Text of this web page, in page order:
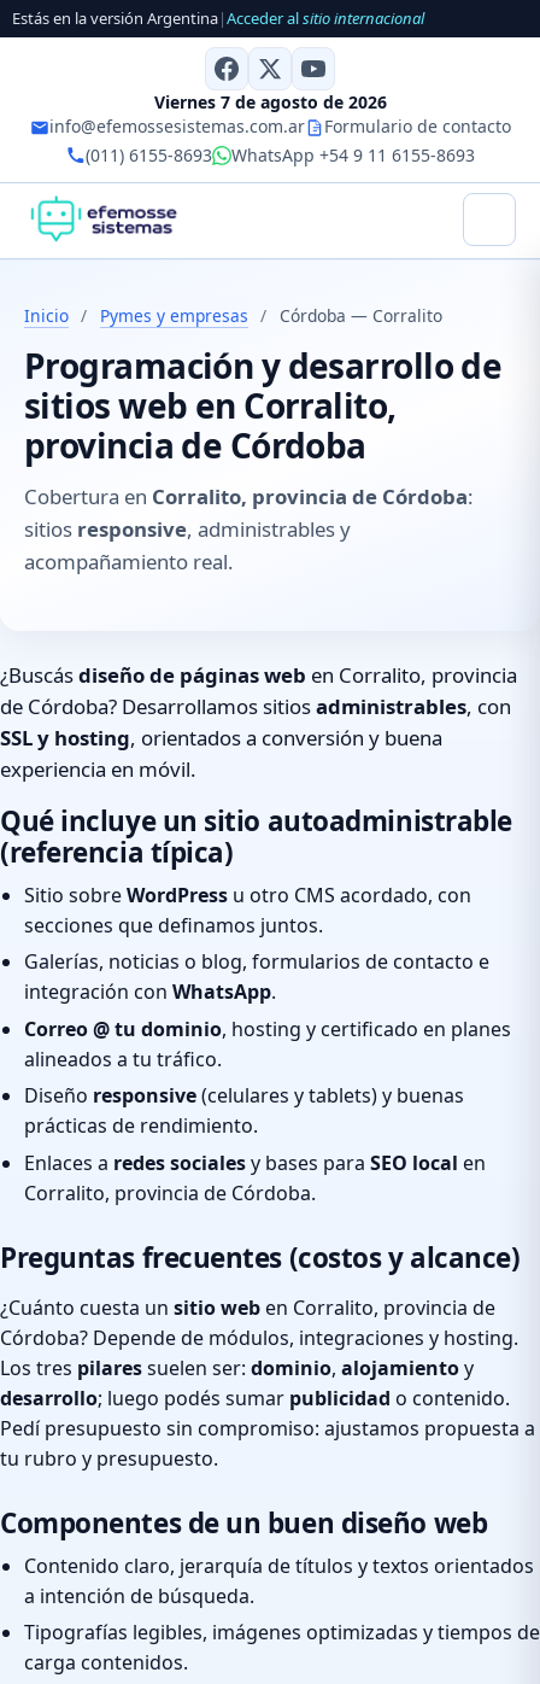
Estás en la versión Argentina|Acceder alsitio internacional
Viernes 7 de agosto de 2026
info@efemossesistemas.com.ar
Formulario de contacto
(011) 6155-8693
WhatsApp +54 9 11 6155-8693
Inicio / Pymes y empresas / Córdoba — Corralito
Programación y desarrollo de
sitios web en Corralito,
provincia de Córdoba
Cobertura en Corralito, provincia de Córdoba:
sitios responsive, administrables y
acompañamiento real.
¿Buscásdiseño de páginas web en Corralito, provincia
de Córdoba? Desarrollamos sitiosadministrables, con
SSL y hosting, orientados a conversión y buena
experiencia en móvil.
Qué incluye un sitio autoadministrable
(referencia típica)
Sitio sobreWordPress u otro CMS acordado, con
secciones que definamos juntos.
Galerías, noticias o blog, formularios de contacto e
integración con WhatsApp.
Correo @ tu dominio, hosting y certificado en planes
alineados a tu tráfico.
Diseño responsive(celulares y tablets) y buenas
prácticas de rendimiento.
Enlaces a redes socialesy bases para SEO local en
Corralito, provincia de Córdoba.
Preguntas frecuentes (costos y alcance)
¿Cuánto cuesta un sitio weben Corralito, provincia de
Córdoba? Depende de módulos, integraciones y hosting.
Los tres pilaressuelen ser: dominio, alojamientoy
desarrollo; luego podés sumar publicidad o contenido.
Pedí presupuesto sin compromiso: ajustamos propuesta a
tu rubro y presupuesto.
Componentes de un buen diseño web
Contenido claro, jerarquía de títulos y textos orientados
a intención de búsqueda.
Tipografías legibles, imágenes optimizadas y tiempos de
carga contenidos.